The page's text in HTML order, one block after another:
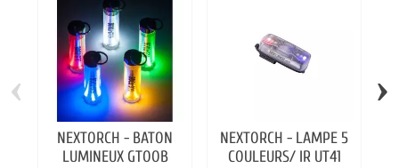
NEXTORCH - BATON
LUMINEUX GTOOB
NEXTORCH - LAMPE 5
COULEURS/ IR UT41
‹ ›